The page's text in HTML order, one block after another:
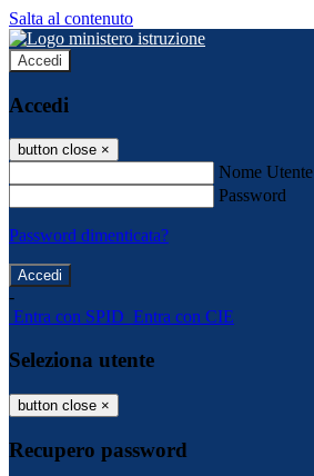
Salta al contenuto
Accedi
Accedi
button close ×
Nome Utente
Password
Password dimenticata?
-
Entra con SPID Entra con CIE
Seleziona utente
button close ×
Recupero password